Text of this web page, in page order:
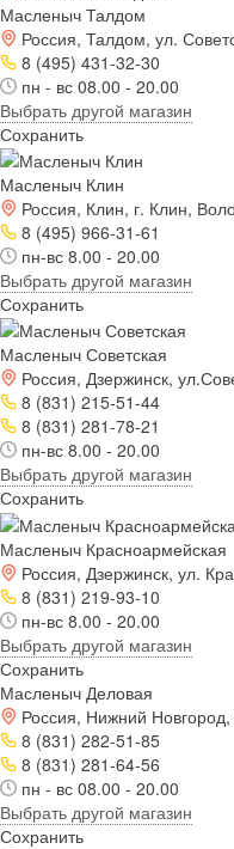
Масленыч Талдом
Россия, Талдом, ул.
8 (495) 431-32-30
пн - вс 08.00 - 20.00
Выбрать другой магазин
Сохранить
Масленыч Клин
Россия, Клин, г. Клин,
8 (495) 966-31-61
пн-вс 8.00 - 20.00
Выбрать другой магазин
Сохранить
Масленыч Советская
Россия, Дзержинск,
8 (831) 215-51-44
8 (831) 281-78-21
пн-вс 8.00 - 20.00
Выбрать другой магазин
Сохранить
Масленыч Красноармейская
Россия, Дзержинск, ул.
8 (831) 219-93-10
пн-вс 8.00 - 20.00
Выбрать другой магазин
Сохранить
Масленыч Деловая
Россия, Нижний
8 (831) 282-51-85
8 (831) 281-64-56
пн - вс 08.00 - 20.00
Выбрать другой магазин
Сохранить